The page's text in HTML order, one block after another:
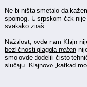
Ne bi ništa smetalo da
spornog. U srpskom čak
svakako znaš.
Nažalost, ovde nam Klajn
bezličnosti glagola trebati
smo ovde dodelili čisto
slučaju. Klajnovo „katkad